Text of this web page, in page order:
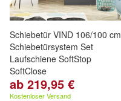
Schiebetür VIND 106/100 cm
Schiebetürsystem Set
Laufschiene SoftStop
SoftClose
ab 219,95 €
Kostenloser Versand